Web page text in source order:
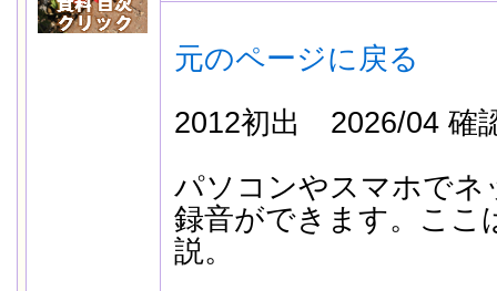
元のページに戻る
2012初出 2026/04 確
パソコンやスマホでネ
録音ができます。ここ
説。